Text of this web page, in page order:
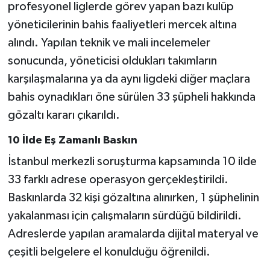
profesyonel liglerde görev yapan bazı kulüp
yöneticilerinin bahis faaliyetleri mercek altına
alındı. Yapılan teknik ve mali incelemeler
sonucunda, yöneticisi oldukları takımların
karşılaşmalarına ya da aynı ligdeki diğer maçlara
bahis oynadıkları öne sürülen 33 şüpheli hakkında
gözaltı kararı çıkarıldı.
10 İlde Eş Zamanlı Baskın
İstanbul merkezli soruşturma kapsamında 10 ilde
33 farklı adrese operasyon gerçekleştirildi.
Baskınlarda 32 kişi gözaltına alınırken, 1 şüphelinin
yakalanması için çalışmaların sürdüğü bildirildi.
Adreslerde yapılan aramalarda dijital materyal ve
çeşitli belgelere el konulduğu öğrenildi.